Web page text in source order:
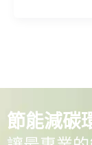
節能減碳